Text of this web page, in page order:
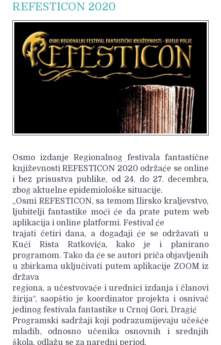
REFESTICON 2020
Osmo izdanje Regionalnog festivala fantastične
književnosti REFESTICON 2020 održaće se online
i bez prisustva publike, od 24. do 27. decembra,
zbog aktuelne epidemiološke situacije.
„Osmi REFESTICON, sa temom Ilirsko kraljevstvo,
ljubitelji fantastike moći će da prate putem web
aplikacija i online platformi. Festival će
trajati četiri dana, a događaji će se održavati u
Kući Rista Ratkovića, kako je i planirano
programom. Tako da će se autori priča objavljenih
u zbirkama uključivati putem aplikacije ZOOM iz
država
regiona, a učestvovaće i urednici izdanja i članovi
žirija“, saopštio je koordinator projekta i osnivač
jedinog festivala fantastike u Crnoj Gori, Dragić
Programski sadržaji koji podrazumijevaju učešće
mladih, odnosno učenika osnovnih i srednjih
škola, odlažu se za naredni period.